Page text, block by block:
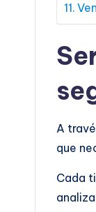
A
que
Cada